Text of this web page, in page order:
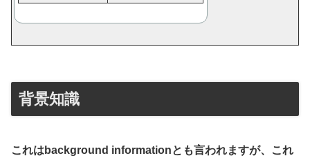
背景知識
これはbackground informationとも言われますが、これ